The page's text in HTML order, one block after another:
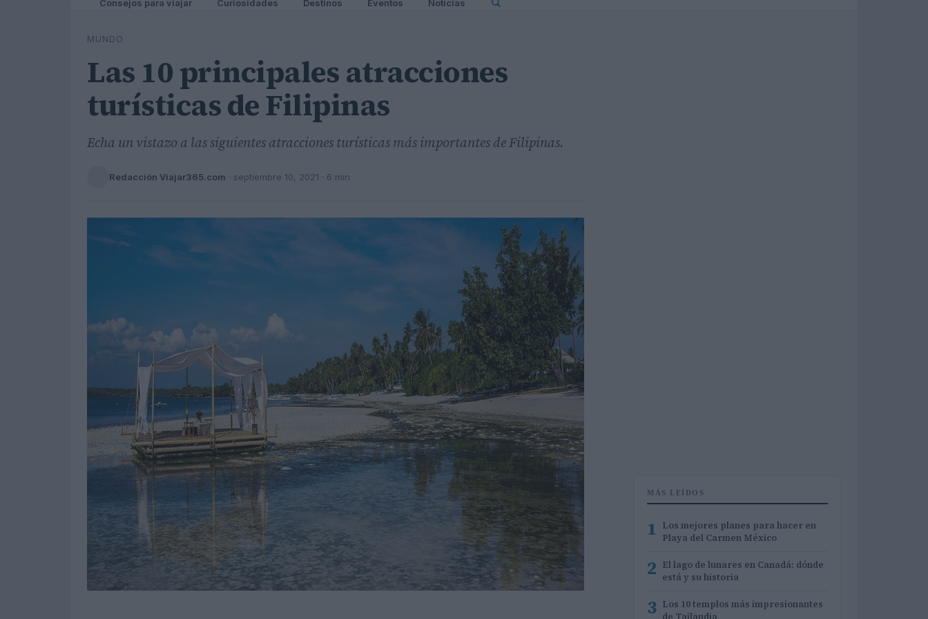
Consejos para viajar Curiosidades Destinos Eventos Noticias
MUNDO
Las 10 principales atracciones
turísticas de Filipinas
Echa un vistazo a las siguientes atracciones turísticas más importantes de Filipinas.
Redacción Viajar365.com · septiembre 10, 2021 · 6 min
MÁS LEÍDOS
1 Los mejores planes para hacer en
Playa del Carmen México
2 El lago de lunares en Canadá: dónde
está y su historia
3 Los 10 templos más impresionantes
de Tailandia